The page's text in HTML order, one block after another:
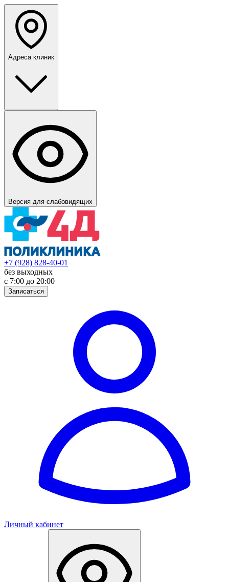
Адреса клиник
Версия для слабовидящих
+7 (928) 828-40-01
без выходных
с 7:00 до 20:00
Записаться
Личный кабинет